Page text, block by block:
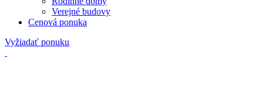
Verejné budovy
Cenová ponuka
Vyžiadať ponuku